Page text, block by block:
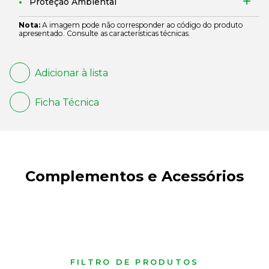
Nota: A imagem pode não corresponder ao código do produto
apresentado. Consulte as características técnicas.
Adicionar à lista
Ficha Técnica
Complementos e Acessórios
FILTRO DE PRODUTOS